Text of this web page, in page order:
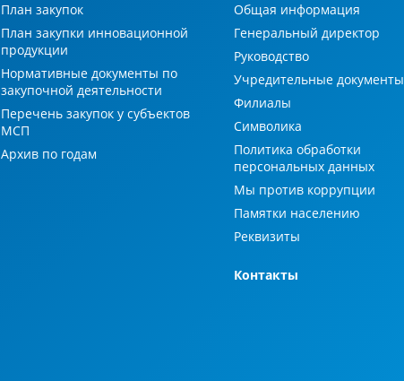
План закупок
План закупки инновационной
продукции
Нормативные документы по
закупочной деятельности
Перечень закупок у субъектов
МСП
Архив по годам
Общая информация
Генеральный директор
Руководство
Учредительные документы
Филиалы
Символика
Политика обработки
персональных данных
Мы против коррупции
Памятки населению
Реквизиты
Контакты